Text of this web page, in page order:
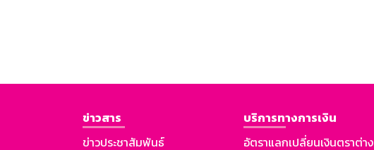
ข่าวสาร
ข่าวประชาสัมพันธ์
บริการทางการเงิน
อัตราแลกเปลี่ยนเงินตราต่าง